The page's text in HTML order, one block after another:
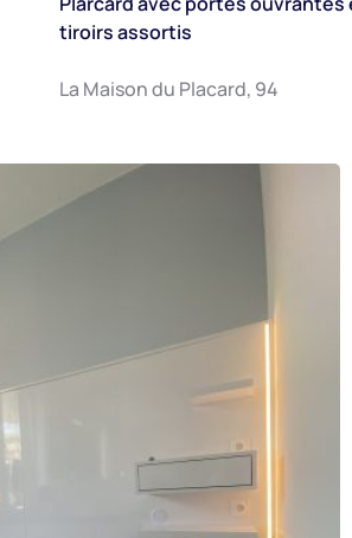
tiroirs assortis
La Maison du Placard, 94